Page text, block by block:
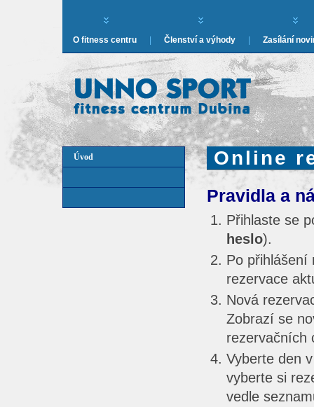
O fitness centru Členství a výhody Zasílání
Úvod Online
Pravidla a
Přihlaste se
heslo).
Po přihlášení
rezervace
Nová
Zobrazí se
rezervačních
Vyberte den
vyberte si
vedle